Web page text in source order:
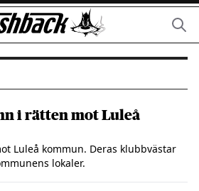
i rätten mot Luleå
Luleå kommun. Deras klubbvästar
lokaler.